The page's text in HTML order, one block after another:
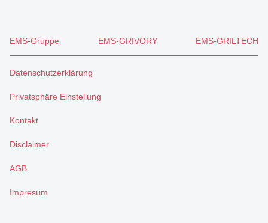
EMS-Gruppe EMS-GRIVORY EMS-GRILTECH
Datenschutzerklärung
Privatsphäre Einstellung
Kontakt
Disclaimer
AGB
Impresum